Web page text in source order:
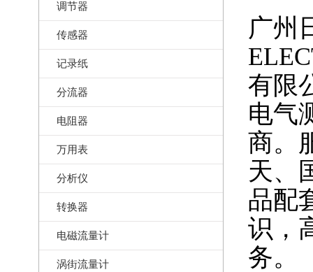
调节器
传感器
记录纸
分流器
电阻器
万用表
分析仪
转换器
电磁流量计
涡街流量计
广州
有限
电气
商。
天、
品配
识，
务。